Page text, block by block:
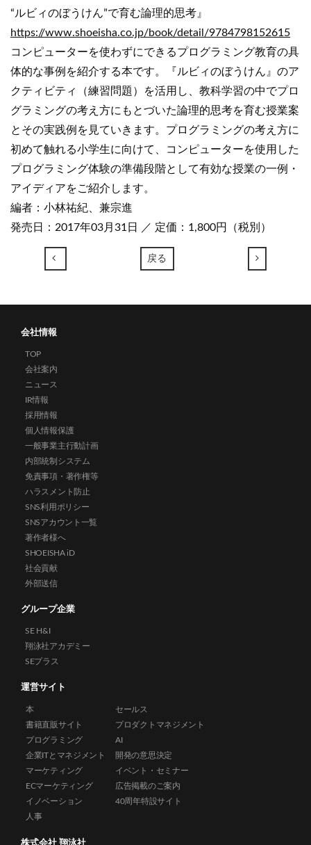
“ルビィのぼうけん”で育む論理的思考』
https://www.shoeisha.co.jp/book/detail/9784798152615
コンピューターを使わずにできるプログラミング教育の具
体的な事例を紹介する本です。『ルビィのぼうけん』のア
クティビティ（練習問題）を活用し、教科学習の中でプロ
グラミングの考え方にもとづいた論理的思考を育む授業案
とその実践例を見ていきます。プログラミングの考え方に
初めて触れる小学生に向けて、コンピューターを使用した
プログラミング体験の準備段階として有効な授業の一例・
アイディアをご紹介します。
編者：小林祐紀、兼宗進
発売日：2017年03月31日 ／ 定価：1,800円（税別）
戻る →
会社情報
TOP
会社案内
ニュース
IR情報
採用情報
個人情報保護
一般事業主行動計画
内部統制システム
免責事項・著作権等
ハラスメント防止
SNS利用ポリシー
SNSアカウント一覧
著作者様へ
SHOEISHA iD
社会貢献
外部送信
グループ企業
SE H&I
翔泳社アカデミー
SEプラス
運営サイト
本
書籍直販サイト
プログラミング
企業ITとマネジメント
マーケティング
ECマーケティング
イノベーション
人事
セールス
プロダクトマネジメント
AI
開発の意思決定
イベント・セミナー
広告掲載のご案内
40周年特設サイト
株式会社 翔泳社